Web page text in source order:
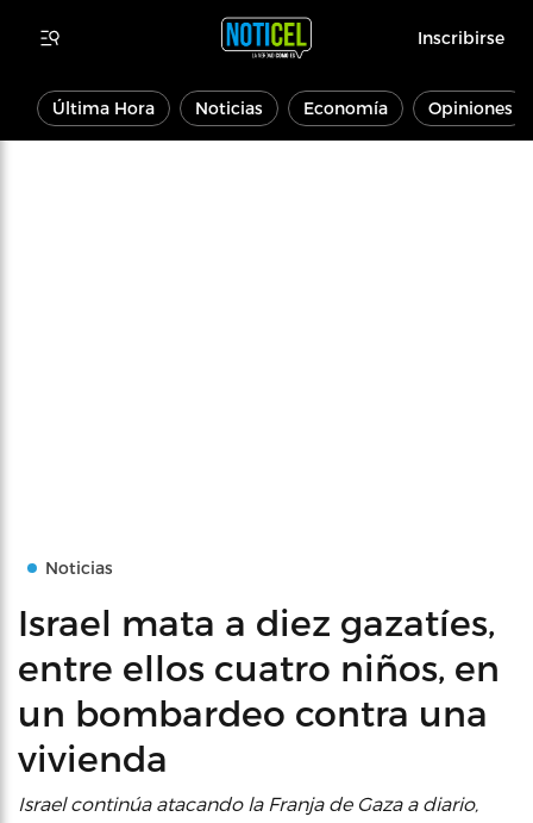
Inscribirse
Última Hora Noticias Economía Opiniones
Noticias
Israel mata a diez gazatíes,
entre ellos cuatro niños, en
un bombardeo contra una
vivienda
Israel continúa atacando la Franja de Gaza a diario,